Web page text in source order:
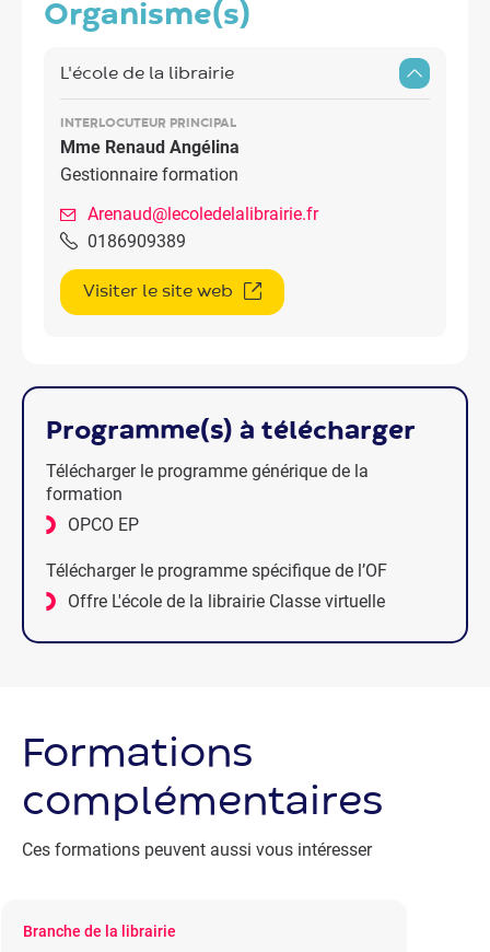
organisme(s)
L'école de la librairie
INTERLOCUTEUR PRINCIPAL
Mme Renaud Angélina
Gestionnaire formation
Arenaud@lecoledelalibrairie.fr
0186909389
Visiter le site web
programme(s) à télécharger
Télécharger le programme générique de la
formation
OPCO EP
Télécharger le programme spécifique de l’OF
Offre L'école de la librairie Classe virtuelle
Formations
complémentaires
Ces formations peuvent aussi vous intéresser
Branche de la librairie